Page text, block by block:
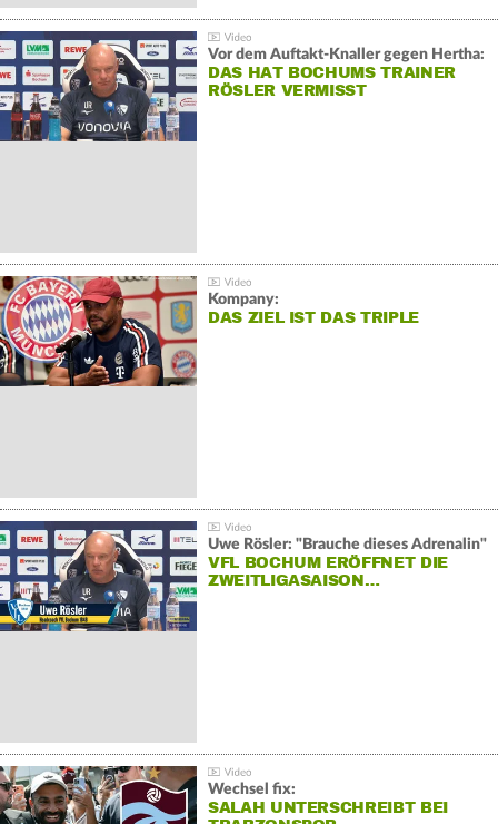
Vor dem Auftakt-Knaller gegen Hertha:
DAS HAT BOCHUMS TRAINER
RÖSLER VERMISST
Kompany:
DAS ZIEL IST DAS TRIPLE
Uwe Rösler: "Brauche dieses Adrenalin"
VFL BOCHUM ERÖFFNET DIE
ZWEITLIGASAISON…
Wechsel fix:
SALAH UNTERSCHREIBT BEI